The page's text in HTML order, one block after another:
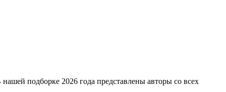
подборке 2026 года представлены авторы со всех